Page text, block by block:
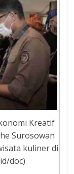
Kreatif
Surosowan
kuliner di
doc)